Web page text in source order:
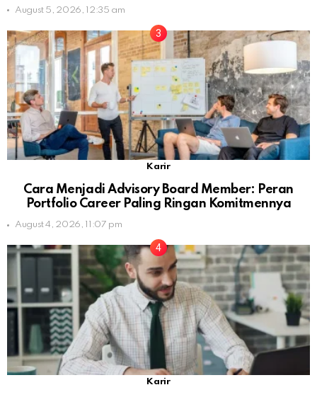
August 5, 2026, 12:35 am
Karir
Cara Menjadi Advisory Board Member: Peran
Portfolio Career Paling Ringan Komitmennya
August 4, 2026, 11:07 pm
Karir